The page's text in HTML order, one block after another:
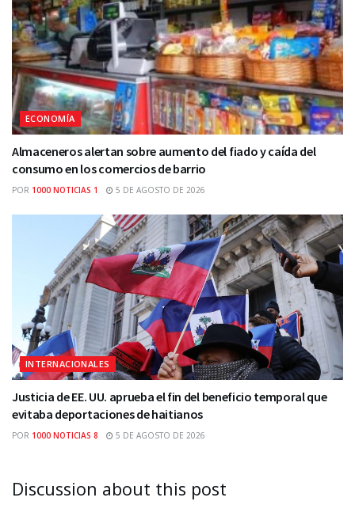
ECONOMÍA
Almaceneros alertan sobre aumento del fiado y caída del
consumo en los comercios de barrio
POR 1000 NOTICIAS 1 5 DE AGOSTO DE 2026
INTERNACIONALES
Justicia de EE. UU. aprueba el fin del beneficio temporal que
evitaba deportaciones de haitianos
POR 1000 NOTICIAS 8 5 DE AGOSTO DE 2026
Discussion about this post